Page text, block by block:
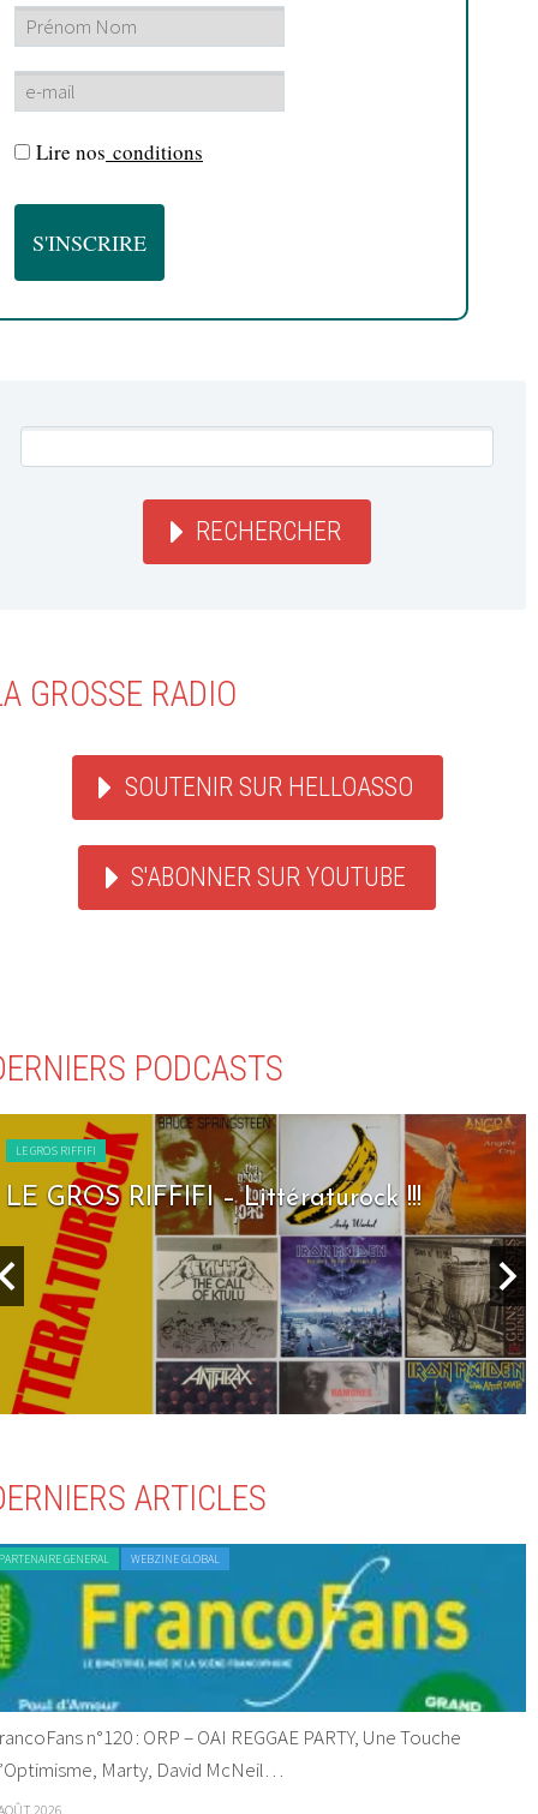
Lire nos conditions
RECHERCHER
GROSSE RADIO
SOUTENIR SUR HELLOASSO
S'ABONNER SUR YOUTUBE
PODCASTS
LE GROS RIFFIFI
LE GROS RIFFIFI – Seven Days To
ARTICLES
GENERAL WEBZINE GLOBAL
n°120 : ORP – OAI REGGAE PARTY, Une Touche
Marty, David McNeil…
2026